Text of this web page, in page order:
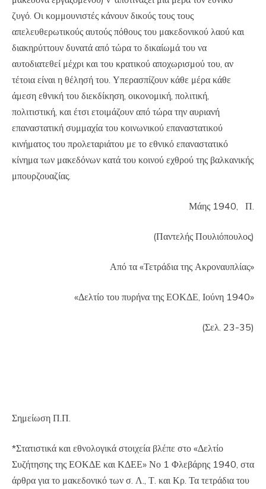
ζυγό. Οι κομμουνιστές κάνουν δικούς τους τους
απελευθερωτικούς αυτούς πόθους του μακεδονικού λαού και
διακηρύττουν δυνατά από τώρα το δικαίωμά του να
αυτοδιατεθεί μέχρι και του κρατικού αποχωρισμού του, αν
τέτοια είναι η θέλησή του. Υπερασπίζουν κάθε μέρα κάθε
άμεση εθνική του διεκδίκηση, οικονομική, πολιτική,
πολιτιστική, και έτσι ετοιμάζουν από τώρα την αυριανή
επαναστατική συμμαχία του κοινωνικού επαναστατικού
κινήματος του προλεταριάτου με το εθνικό επαναστατικό
κίνημα των μακεδόνων κατά του κοινού εχθρού της βαλκανικής
μπουρζουαζίας.
Μάης 1940, Π.
(Παντελής Πουλιόπουλος)
Από τα «Τετράδια της Ακροναυπλίας»
«Δελτίο του πυρήνα της ΕΟΚΔΕ, Ιούνη 1940»
(Σελ. 23-35)
Σημείωση Π.Π.
*Στατιστικά και εθνολογικά στοιχεία βλέπε στο «Δελτίο
Συζήτησης της ΕΟΚΔΕ και ΚΔΕΕ» Νο 1 Φλεβάρης 1940, στα
άρθρα για το μακεδονικό των σ. Λ., Τ. και Κρ. Τα τετράδια του